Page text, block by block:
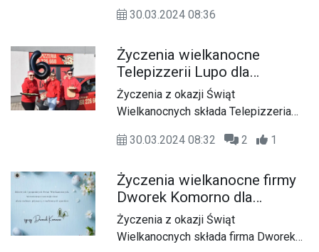
30.03.2024 08:36
Życzenia wielkanocne
Telepizzerii Lupo dla
Czytelników KK24.pl
Życzenia z okazji Świąt
Wielkanocnych składa Telepizzeria
30.03.2024 08:32
2 1
Życzenia wielkanocne firmy
Dworek Komorno dla
Czytelników KK24.pl
Życzenia z okazji Świąt
Wielkanocnych składa firma Dworek